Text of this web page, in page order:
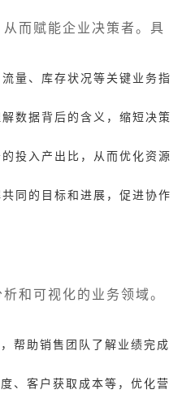
而赋能企业决策者。具
量、库存状况等关键业务指
数据背后的含义，缩短决策
投入产出比，从而优化资源
同的目标和进展，促进协作
和可视化的业务领域。
帮助销售团队了解业绩完成
、客户获取成本等，优化营